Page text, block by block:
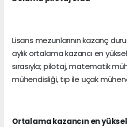
Lisans mezunlarının kazanç
aylık ortalama kazancı en
sırasıyla; pilotaj, matematik
mühendisliği, tıp ile uçak
Ortalama kazancın en